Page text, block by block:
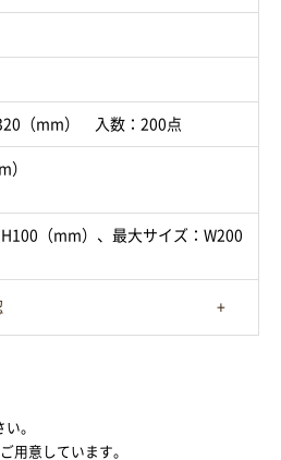
（mm） 入数：200点
）
（mm）、最大サイズ：W200
。
用意しています。